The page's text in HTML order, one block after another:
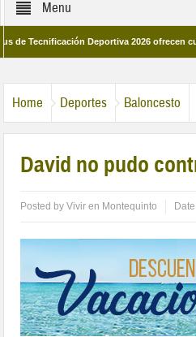
Menu
Deportiva 2026 ofrecen cuatro
Home Deportes Baloncesto
David no pudo
Posted byVivir en Montequinto